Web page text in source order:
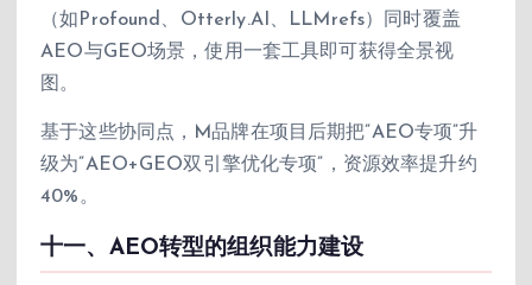
（如Profound、Otterly.AI、LLMrefs）同时覆盖
AEO与GEO场景，使用一套工具即可获得全景视
图。
基于这些协同点，M品牌在项目后期把”AEO专项”升
级为”AEO+GEO双引擎优化专项”，资源效率提升约
40%。
十一、AEO转型的组织能力建设